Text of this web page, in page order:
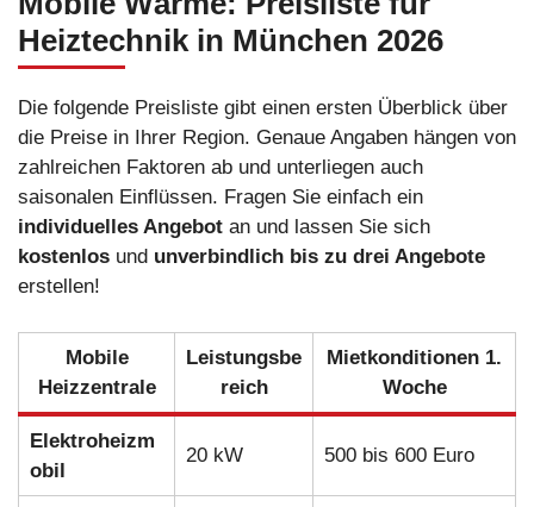
Heiztechnik in München 2026
Die folgende Preisliste gibt einen ersten Überblick über
die Preise in Ihrer Region. Genaue Angaben hängen von
zahlreichen Faktoren ab und unterliegen auch
saisonalen Einflüssen. Fragen Sie einfach ein
individuelles Angebot an und lassen Sie sich
kostenlos und unverbindlich bis zu drei Angebote
erstellen!
Mobile
Heizzentrale
Leistungsbe
reich
Mietkonditionen 1.
Woche
Elektroheizm
obil
20 kW 500 bis 600 Euro